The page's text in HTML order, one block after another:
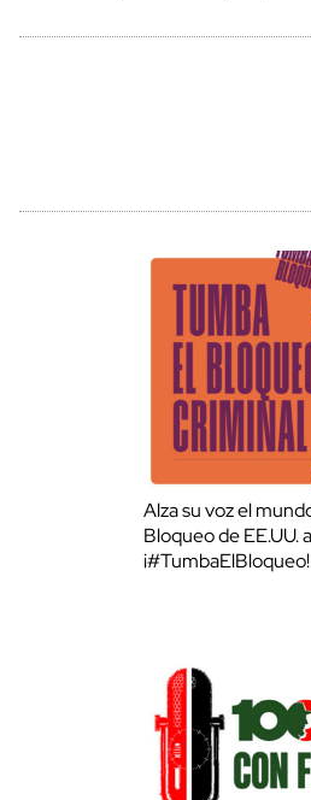
Alza su voz el
Bloqueo de EE.UU.
¡#TumbaElBloqueo!